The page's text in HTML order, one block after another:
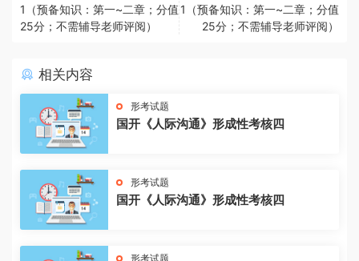
1（预备知识：第一~二章；分值
25分；不需辅导老师评阅）
1（预备知识：第一~二章；分值
25分；不需辅导老师评阅）
相关内容
形考试题
国开《人际沟通》形成性考核四
形考试题
国开《人际沟通》形成性考核四
形考试题